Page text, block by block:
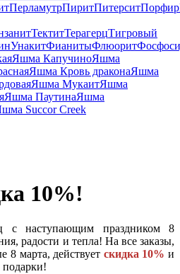
ПерламутрПиритПитерситПорфир
ТектитТерагерцТигровый
УнакитФианитыФлюорит
Яшма КапучиноЯшма
Яшма Кровь драконаЯшма
Яшма МукаитЯшма
Яшма ПаутинаЯшма
Succor Creek
10%!
с наступающим праздником 8
радости и тепла! На все заказы,
8 марта, действует скидка 10% и